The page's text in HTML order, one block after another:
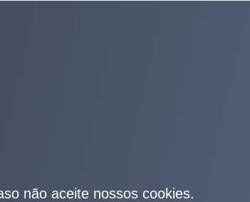
não aceite nossos cookies.